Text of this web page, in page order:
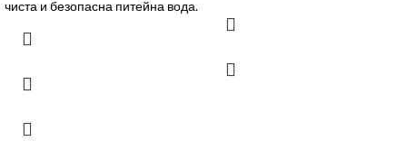
чиста и безопасна питейна вода.